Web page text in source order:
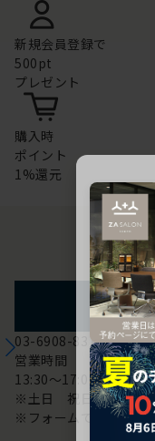
新規会員登録で
500pt
プレゼント
購入時
ポイント
1%還元
フォ
03-6908-8370
営業時間
13:30～17:00
※土日 祝日は休み
※フォームでのお問い